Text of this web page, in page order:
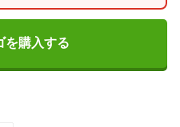
を購入する